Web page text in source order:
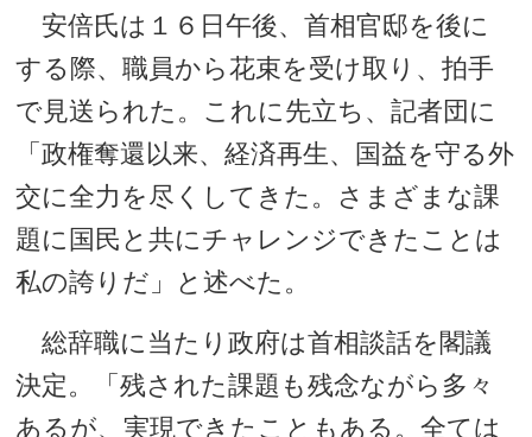
安倍氏は１６日午後、首相官邸を後に
する際、職員から花束を受け取り、拍手
で見送られた。これに先立ち、記者団に
「政権奪還以来、経済再生、国益を守る外
交に全力を尽くしてきた。さまざまな課
題に国民と共にチャレンジできたことは
私の誇りだ」と述べた。
総辞職に当たり政府は首相談話を閣議
決定。「残された課題も残念ながら多々
あるが、実現できたこともある。全ては